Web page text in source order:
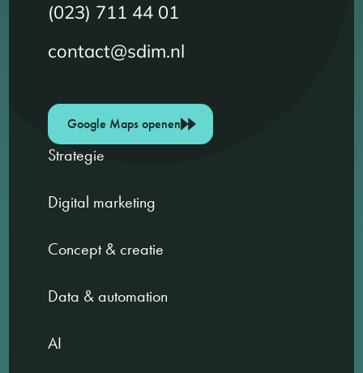
(023) 711 44 01
contact@sdim.nl
Google Maps openen
Strategie
Digital marketing
Concept & creatie
Data & automation
AI